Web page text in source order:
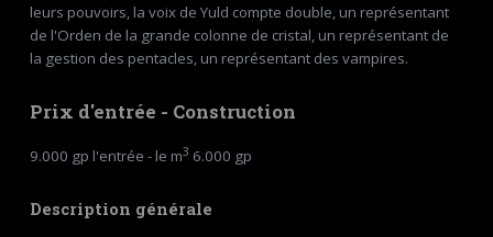
leurs pouvoirs, la voix de Yuld compte double, un représentant
de l'Orden de la grande colonne de cristal, un représentant de
la gestion des pentacles, un représentant des vampires.
Prix d'entrée - Construction
9.000 gp l'entrée - le m3 6.000 gp
Description générale